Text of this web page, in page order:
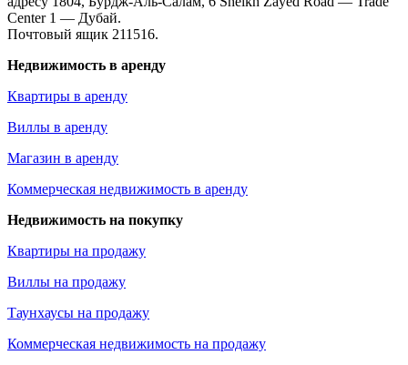
Center 1 — Дубай.
Почтовый ящик 211516.
Недвижимость в аренду
Квартиры в аренду
Виллы в аренду
Магазин в аренду
Коммерческая недвижимость в аренду
Недвижимость на покупку
Квартиры на продажу
Виллы на продажу
Таунхаусы на продажу
Коммерческая недвижимость на продажу